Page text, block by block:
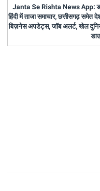
Janta Se Rishta News App:
हिंदी में ताजा समाचार, छत्तीसगढ़
बिज़नेस अपडेट्स, जॉब अलर्ट, खेल